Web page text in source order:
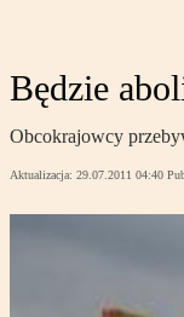
Będzie
Obcokrajowcy
Aktualizacja: 29.07.2011 04:40